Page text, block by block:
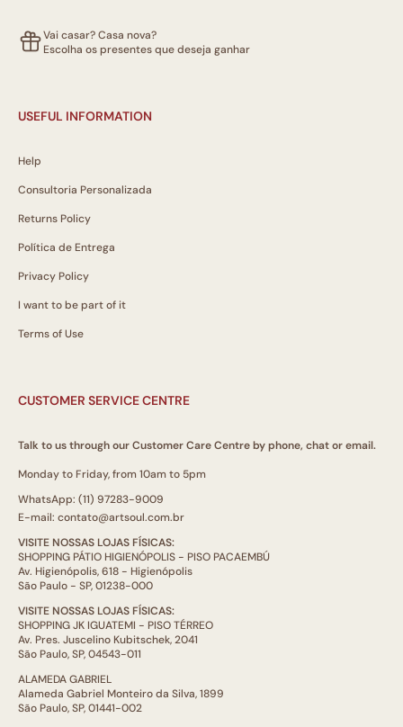
Vai casar? Casa nova?
Escolha os presentes que deseja ganhar
USEFUL INFORMATION
Help
Consultoria Personalizada
Returns Policy
Política de Entrega
Privacy Policy
I want to be part of it
Terms of Use
CUSTOMER SERVICE CENTRE
Talk to us through our Customer Care Centre by phone, chat or email.
Monday to Friday, from 10am to 5pm
WhatsApp: (11) 97283-9009
E-mail: contato@artsoul.com.br
VISITE NOSSAS LOJAS FÍSICAS:
SHOPPING PÁTIO HIGIENÓPOLIS - PISO PACAEMBÚ
Av. Higienópolis, 618 - Higienópolis
São Paulo - SP, 01238-000
VISITE NOSSAS LOJAS FÍSICAS:
SHOPPING JK IGUATEMI - PISO TÉRREO
Av. Pres. Juscelino Kubitschek, 2041
São Paulo, SP, 04543-011
ALAMEDA GABRIEL
Alameda Gabriel Monteiro da Silva, 1899
São Paulo, SP, 01441-002